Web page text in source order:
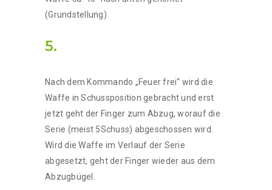
(Grundstellung).
5.
Nach dem Kommando „Feuer frei“ wird die
Waffe in Schussposition gebracht und erst
jetzt geht der Finger zum Abzug, worauf die
Serie (meist 5Schuss) abgeschossen wird.
Wird die Waffe im Verlauf der Serie
abgesetzt, geht der Finger wieder aus dem
Abzugbügel.